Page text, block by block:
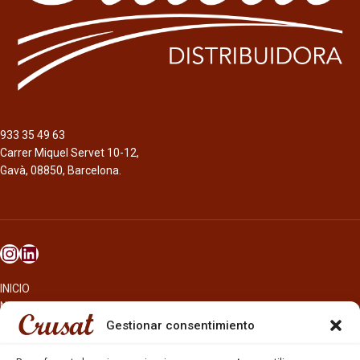
Gestionar consentimiento
933 35 49 63
Carrer Miquel Servet 10-12,
Gavà, 08850, Barcelona.
INICIO
NOSOTROS
CERVEZAS